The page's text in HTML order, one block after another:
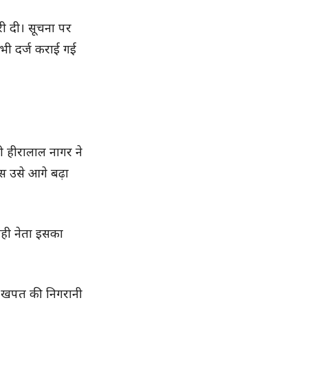
दी। सूचना पर
दर्ज कराई गई
हीरालाल नागर ने
उसे आगे बढ़ा
नेता इसका
की निगरानी